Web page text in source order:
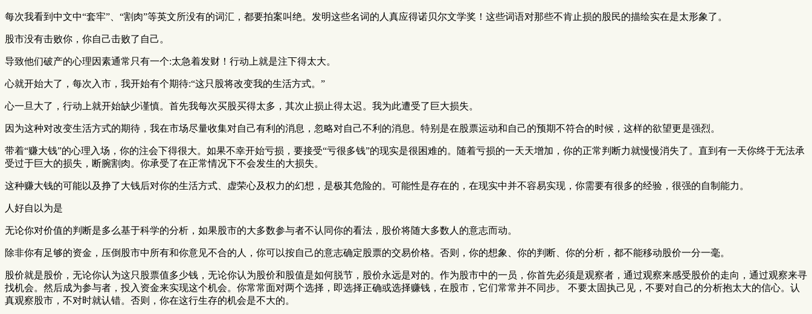
每次我看到中文中“套牢”、“割肉”等英文所没有的词汇，都要拍案叫绝。发明这些名词的人真应得诺贝尔文学奖！这些词语对那些不肯止损的股民的描绘实在是太形象了。
股市没有击败你，你自己击败了自己。
导致他们破产的心理因素通常只有一个:太急着发财！行动上就是注下得太大。
心就开始大了，每次入市，我开始有个期待:“这只股将改变我的生活方式。”
心一旦大了，行动上就开始缺少谨慎。首先我每次买股买得太多，其次止损止得太迟。我为此遭受了巨大损失。
因为这种对改变生活方式的期待，我在市场尽量收集对自己有利的消息，忽略对自己不利的消息。特别是在股票运动和自己的预期不符合的时候，这样的欲望更是强烈。
带着“赚大钱”的心理入场，你的注会下得很大。如果不幸开始亏损，要接受“亏很多钱”的现实是很困难的。随着亏损的一天天增加，你的正常判断力就慢慢消失了。直到有一天你终于无法承
受过于巨大的损失，断腕割肉。你承受了在正常情况下不会发生的大损失。
这种赚大钱的可能以及挣了大钱后对你的生活方式、虚荣心及权力的幻想，是极其危险的。可能性是存在的，在现实中并不容易实现，你需要有很多的经验，很强的自制能力。
人好自以为是
无论你对价值的判断是多么基于科学的分析，如果股市的大多数参与者不认同你的看法，股价将随大多数人的意志而动。
除非你有足够的资金，压倒股市中所有和你意见不合的人，你可以按自己的意志确定股票的交易价格。否则，你的想象、你的判断、你的分析，都不能移动股价一分一毫。
股价就是股价，无论你认为这只股票值多少钱，无论你认为股价和股值是如何脱节，股价永远是对的。作为股市中的一员，你首先必须是观察者，通过观察来感受股价的走向，通过观察来寻
找机会。然后成为参与者，投入资金来实现这个机会。你常常面对两个选择，即选择正确或选择赚钱，在股市，它们常常并不同步。 不要太固执己见，不要对自己的分析抱太大的信心。认
真观察股市，不对时就认错。否则，你在这行生存的机会是不大的。